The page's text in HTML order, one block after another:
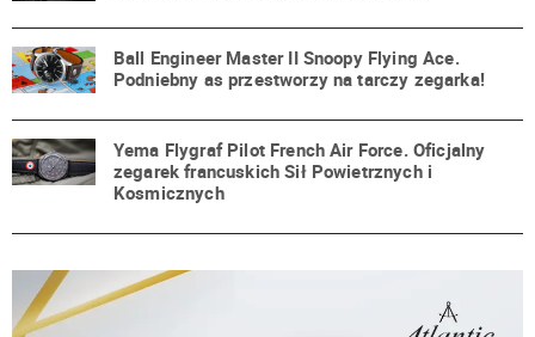
Ball Engineer Master II Snoopy Flying Ace.
Podniebny as przestworzy na tarczy zegarka!
Yema Flygraf Pilot French Air Force. Oficjalny
zegarek francuskich Sił Powietrznych i
Kosmicznych